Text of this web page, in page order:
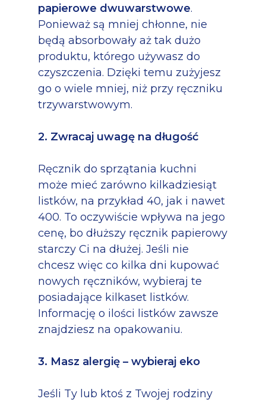
papierowe dwuwarstwowe.
Ponieważ są mniej chłonne, nie
będą absorbowały aż tak dużo
produktu, którego używasz do
czyszczenia. Dzięki temu zużyjesz
go o wiele mniej, niż przy ręczniku
trzywarstwowym.
2. Zwracaj uwagę na długość
Ręcznik do sprzątania kuchni
może mieć zarówno kilkadziesiąt
listków, na przykład 40, jak i nawet
400. To oczywiście wpływa na jego
cenę, bo dłuższy ręcznik papierowy
starczy Ci na dłużej. Jeśli nie
chcesz więc co kilka dni kupować
nowych ręczników, wybieraj te
posiadające kilkaset listków.
Informację o ilości listków zawsze
znajdziesz na opakowaniu.
3. Masz alergię – wybieraj eko
Jeśli Ty lub ktoś z Twojej rodziny